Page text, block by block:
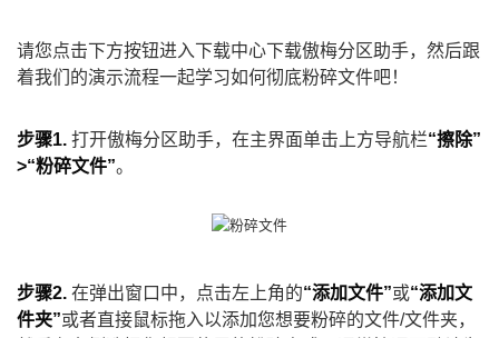
请您点击下方按钮进入下载中心下载傲梅分区助手，然后跟
着我们的演示流程一起学习如何彻底粉碎文件吧！
步骤1. 打开傲梅分区助手，在主界面单击上方导航栏“擦除”
>“粉碎文件”。
步骤2. 在弹出窗口中，点击左上角的“添加文件”或“添加文
件夹”或者直接鼠标拖入以添加您想要粉碎的文件/文件夹，